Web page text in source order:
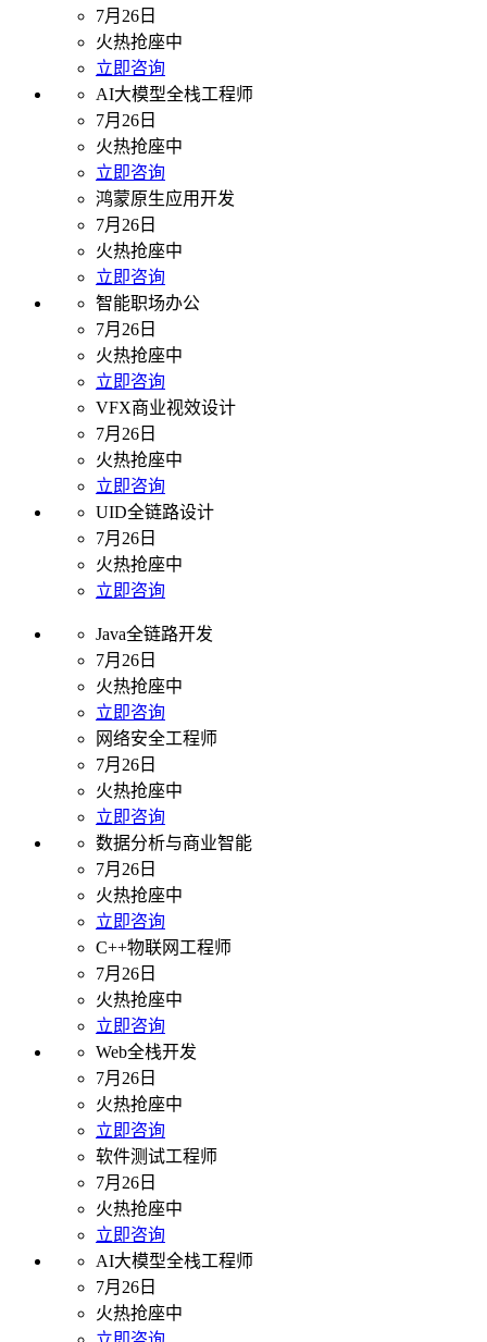
7月26日
火热抢座中
立即咨询
AI大模型全栈工程师
7月26日
火热抢座中
立即咨询
鸿蒙原生应用开发
7月26日
火热抢座中
立即咨询
智能职场办公
7月26日
火热抢座中
立即咨询
VFX商业视效设计
7月26日
火热抢座中
立即咨询
UID全链路设计
7月26日
火热抢座中
立即咨询
Java全链路开发
7月26日
火热抢座中
立即咨询
网络安全工程师
7月26日
火热抢座中
立即咨询
数据分析与商业智能
7月26日
火热抢座中
立即咨询
C++物联网工程师
7月26日
火热抢座中
立即咨询
Web全栈开发
7月26日
火热抢座中
立即咨询
软件测试工程师
7月26日
火热抢座中
立即咨询
AI大模型全栈工程师
7月26日
火热抢座中